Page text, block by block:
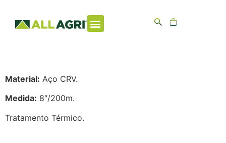
AF01 – Alicate
Material: Aço CRV.
Medida: 8″/200m.
Tratamento Térmico.